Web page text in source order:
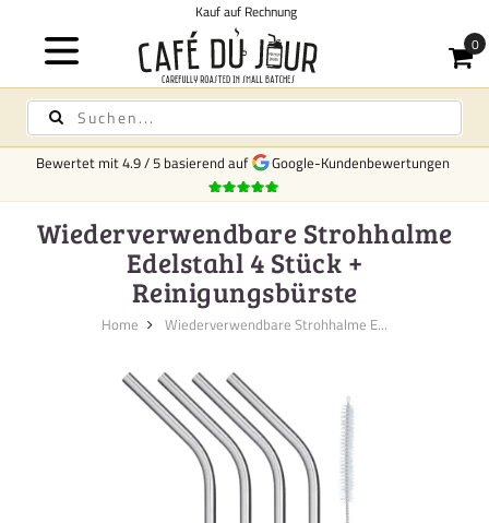
Kauf auf Rechnung
Bewertet mit4.9/5 basierend auf Google-Kundenbewertungen
Wiederverwendbare Strohhalme
Edelstahl 4 Stück +
Reinigungsbürste
Home Wiederverwendbare Strohhalme E...